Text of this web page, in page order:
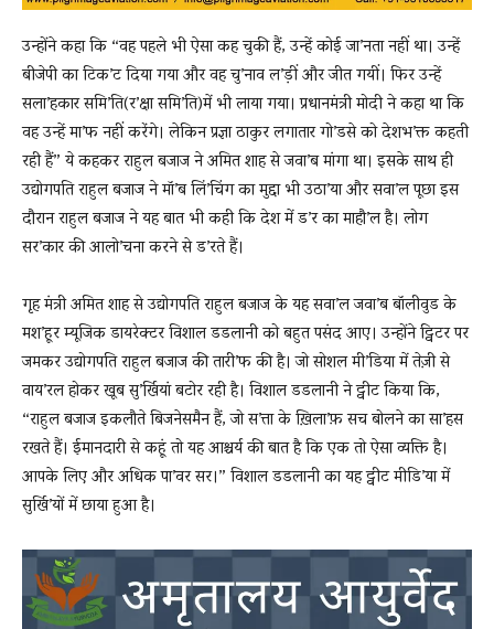
उन्होंने कहा कि “वह पहले भी ऐसा कह चुकी हैं, उन्हें कोई जा’नता नहीं था। उन्हें
बीजेपी का टिक’ट दिया गया और वह चु’नाव ल’ड़ीं और जीत गयीं। फिर उन्हें
सला’हकार समि’ति(र’क्षा समि’ति)में भी लाया गया। प्रधानमंत्री मोदी ने कहा था कि
वह उन्हें मा’फ नहीं करेंगे। लेकिन प्रज्ञा ठाकुर लगातार गो’डसे को देशभ’क्त कहती
रही हैं” ये कहकर राहुल बजाज ने अमित शाह से जवा’ब मांगा था। इसके साथ ही
उद्योगपति राहुल बजाज ने मॉ’ब लिं’चिंग का मुद्दा भी उठा’या और सवा’ल पूछा इस
दौरान राहुल बजाज ने यह बात भी कही कि देश में ड’र का माहौ’ल है। लोग
सर’कार की आलो’चना करने से ड’रते हैं।
गृह मंत्री अमित शाह से उद्योगपति राहुल बजाज के यह सवा’ल जवा’ब बॉलीवुड के
मश’हूर म्यूजिक डायरेक्टर विशाल डडलानी को बहुत पसंद आए। उन्होंने ट्विटर पर
जमकर उद्योगपति राहुल बजाज की तारी’फ की है। जो सोशल मी’डिया में तेज़ी से
वाय’रल होकर खूब सु’र्खियां बटोर रही है। विशाल डडलानी ने ट्वीट किया कि,
“राहुल बजाज इकलौते बिजनेसमैन हैं, जो स’त्ता के ख़िला’फ़ सच बोलने का सा’हस
रखते हैं। ईमानदारी से कहूं तो यह आश्चर्य की बात है कि एक तो ऐसा व्यक्ति है।
आपके लिए और अधिक पा’वर सर।” विशाल डडलानी का यह ट्वीट मीडि’या में
सुर्खि’यों में छाया हुआ है।